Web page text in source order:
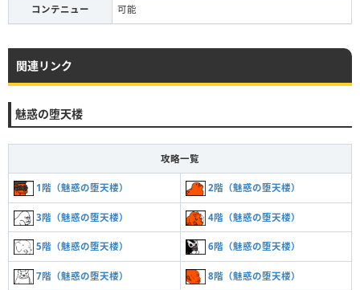
コンテニュー 可能
関連リンク
魅惑の堕天楼
攻略一覧
1階（魅惑の堕天楼） 2階（魅惑の堕天楼）
3階（魅惑の堕天楼） 4階（魅惑の堕天楼）
5階（魅惑の堕天楼） 6階（魅惑の堕天楼）
7階（魅惑の堕天楼） 8階（魅惑の堕天楼）